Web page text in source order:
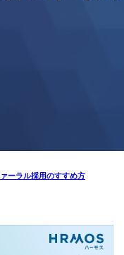
ーラル採用のすすめ方